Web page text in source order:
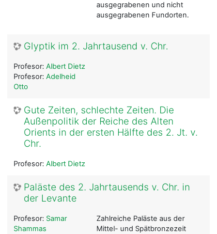
ausgegrabenen und nicht
ausgegrabenen Fundorten.
Glyptik im 2. Jahrtausend v. Chr.
Profesor: Albert Dietz
Profesor: Adelheid
Otto
Gute Zeiten, schlechte Zeiten. Die
Außenpolitik der Reiche des Alten
Orients in der ersten Hälfte des 2. Jt. v.
Chr.
Profesor: Albert Dietz
Paläste des 2. Jahrtausends v. Chr. in
der Levante
Zahlreiche Paläste aus der
Mittel- und Spätbronzezeit
Profesor: Samar
Shammas